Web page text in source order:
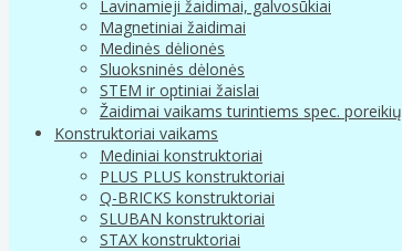
Lavinamieji žaidimai, galvosūkiai
Magnetiniai žaidimai
Medinės dėlionės
Sluoksninės dėlonės
STEM ir optiniai žaislai
Žaidimai vaikams turintiems spec. poreikių
Konstruktoriai vaikams
Mediniai konstruktoriai
PLUS PLUS konstruktoriai
Q-BRICKS konstruktoriai
SLUBAN konstruktoriai
STAX konstruktoriai